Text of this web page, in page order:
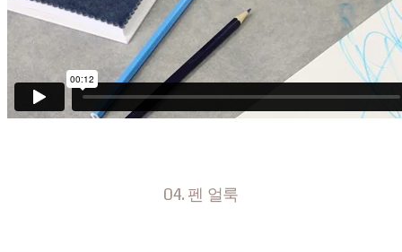
04. 펜 얼룩